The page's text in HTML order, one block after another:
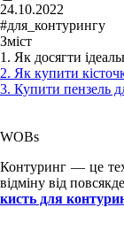
24.10.2022
#для_контурингу
Зміст
1. Як досягти
2. Як купити
3. Купити пензель
WOBs
Контуринг — це
відміну від
кисть для